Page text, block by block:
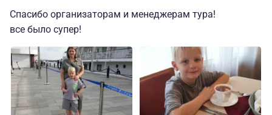
Спасибо организаторам и менеджерам тура!
все было супер!